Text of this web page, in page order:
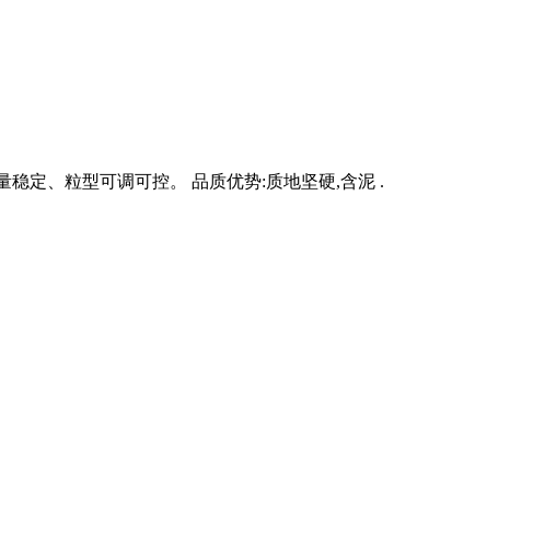
稳定、粒型可调可控。 品质优势:质地坚硬,含泥 .